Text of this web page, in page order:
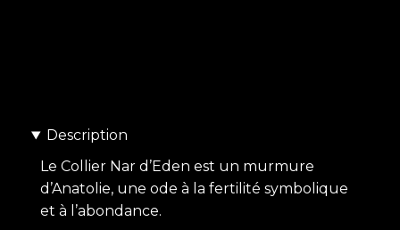
Description
Le Collier Nar d’Eden est un murmure
d’Anatolie, une ode à la fertilité symbolique
et à l’abondance.